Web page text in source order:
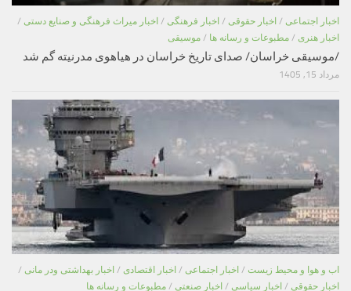
اخبار اجتماعی / اخبار حقوقی / اخبار فرهنگی / اخبار میراث فرهنگی و صنایع دستی /
اخبار هنری / مطبوعات و رسانه ها / موسیقی
/موسیقی خراسان/ صدای تاریخ خراسان در هیاهوی مدرنیته گم شد
مرداد 15, 1405
اب و هوا و محیط زیست / اخبار اجتماعی / اخبار اقتصادی / اخبار بهداشتی ودر مانی /
اخبار حقوقی / اخبار سیاسی / اخبار صنعتی / مطبوعات و رسانه ها